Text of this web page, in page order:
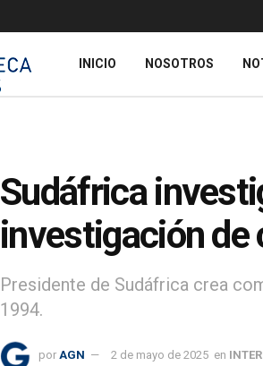
INICIO NOSOTROS
Sudáfrica
investigación de
Presidente de Sudáfrica crea
1994.
por AGN 2 de mayo de 2025 en